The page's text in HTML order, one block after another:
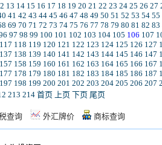
13 14 15 16 17 18 19 20 21 22 23 24 25 26 27
41 42 43 44 45 46 47 48 49 50 51 52 53 54 55
69 70 71 72 73 74 75 76 77 78 79 80 81 82 83
97 98 99 100 101 102 103 104 105 106 107
117 118 119 120 121 122 123 124 125 126 127
137 138 139 140 141 142 143 144 145 146 147
157 158 159 160 161 162 163 164 165 166 167
177 178 179 180 181 182 183 184 185 186 187
197 198 199 200 201 202 203 204 205 206 207
213 214 首页 上页 下页 尾页
查询 外汇牌价 商标查询